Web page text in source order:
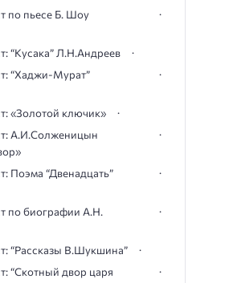
по пьесе Б. Шоу
“Кусака” Л.Н.Андреев
“Хаджи-Мурат”
«Золотой ключик»
А.И.Солженицын
Поэма “Двенадцать”
по биографии А.Н.
“Рассказы В.Шукшина”
“Скотный двор царя